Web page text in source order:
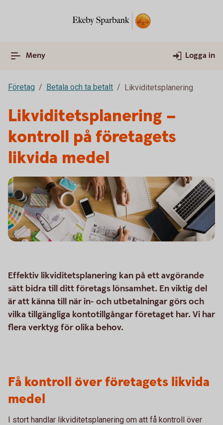
Meny Logga in
Företag Betala och ta betalt Likviditetsplanering
Likviditetsplanering –
kontroll på företagets
likvida medel
Effektiv likviditetsplanering kan på ett avgörande
sätt bidra till ditt företags lönsamhet. En viktig del
är att känna till när in- och utbetalningar görs och
vilka tillgängliga kontotillgångar företaget har. Vi har
flera verktyg för olika behov.
Få kontroll över företagets likvida
medel
I stort handlar likviditetsplanering om att få kontroll över